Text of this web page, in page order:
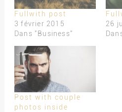
Fullwith post
3 février 2015
Dans "Business"
26
Post with couple
photos inside